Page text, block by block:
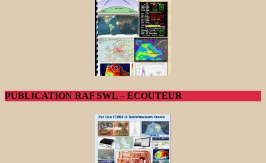
PUBLICATION RAF SWL – ECOUTEUR